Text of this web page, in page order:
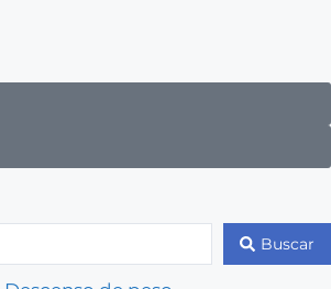
Buscar